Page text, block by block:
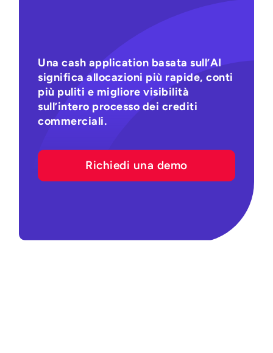
Una cash application basata sull’AI
significa allocazioni più rapide, conti
più puliti e migliore visibilità
sull’intero processo dei crediti
commerciali.
Richiedi una demo